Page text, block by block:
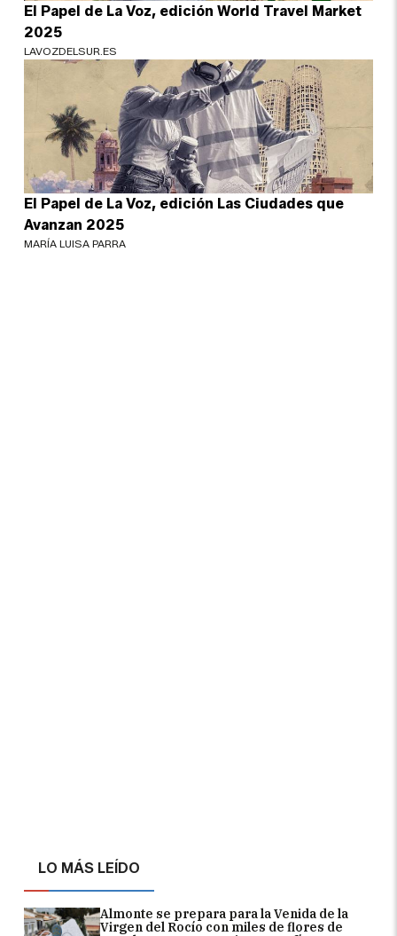
LO MÁS LEÍDO
Almonte se prepara para la Venida de la
Virgen del Rocío con miles de flores de
El Papel de La Voz, edición World Travel Market
2025
LAVOZDELSUR.ES
El Papel de La Voz, edición Las Ciudades que
Avanzan 2025
MARÍA LUISA PARRA